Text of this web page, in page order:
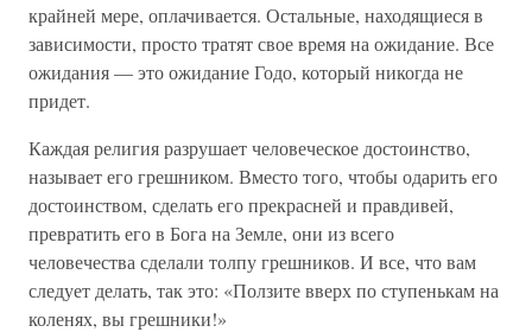
крайней мере, оплачивается. Остальные, находящиеся в
зависимости, просто тратят свое время на ожидание. Все
ожидания — это ожидание Годо, который никогда не
придет.
Каждая религия разрушает человеческое достоинство,
называет его грешником. Вместо того, чтобы одарить его
достоинством, сделать его прекрасней и правдивей,
превратить его в Бога на Земле, они из всего
человечества сделали толпу грешников. И все, что вам
следует делать, так это: «Ползите вверх по ступенькам на
коленях, вы грешники!»